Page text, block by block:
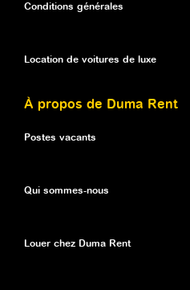
Conditions générales
Location de voitures de luxe
À propos de Duma Rent
Postes vacants
Qui sommes-nous
Louer chez Duma Rent